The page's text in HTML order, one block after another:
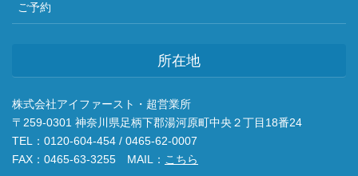
ご予約
所在地
株式会社アイファースト・超営業所
〒259-0301 神奈川県足柄下郡湯河原町中央２丁目18番24
TEL：0120-604-454 / 0465-62-0007
FAX：0465-63-3255 MAIL： こちら